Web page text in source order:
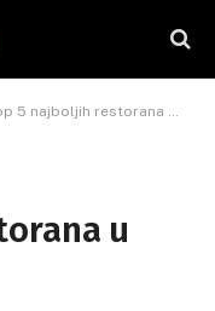
5 najboljih restorana u Šibeniku
u